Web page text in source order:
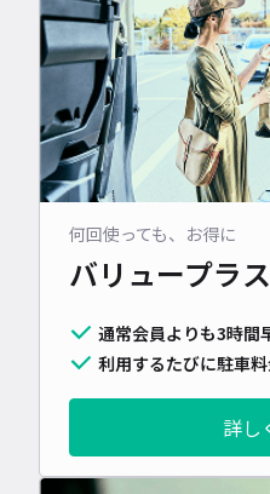
何回使っても、お得に
バリュープラス
通常会員よりも3時間
利用するたびに駐車
詳し